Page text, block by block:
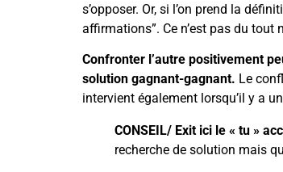
s’opposer. Or, si l’on prend la
affirmations”. Ce n’est pas du
Confronter l’autre positivement
solution gagnant-gagnant. Le
intervient également lorsqu’il y a
CONSEIL/ Exit ici le « tu »
recherche de solution mais